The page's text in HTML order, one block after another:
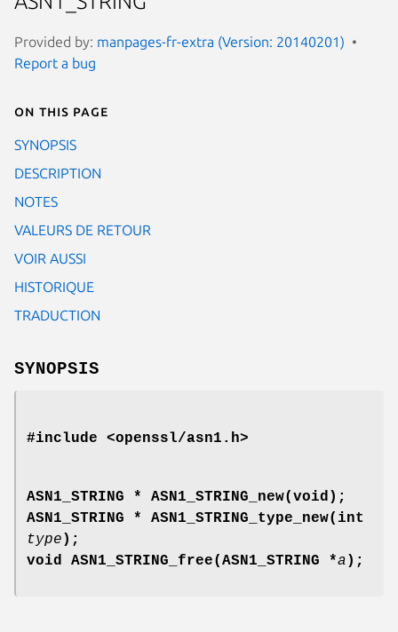
Provided by: manpages-fr-extra (Version: 20140201)
Report a bug
On this page
SYNOPSIS
DESCRIPTION
NOTES
VALEURS DE RETOUR
VOIR AUSSI
HISTORIQUE
TRADUCTION
SYNOPSIS
#include <openssl/asn1.h>
ASN1_STRING * ASN1_STRING_new(void);
ASN1_STRING * ASN1_STRING_type_new(int
type );
void ASN1_STRING_free(ASN1_STRING *a );